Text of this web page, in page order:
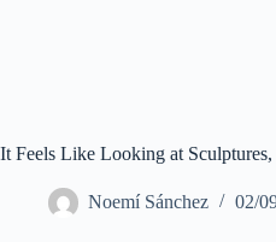
It Feels Like Looking at
Noemí Sánchez 02/